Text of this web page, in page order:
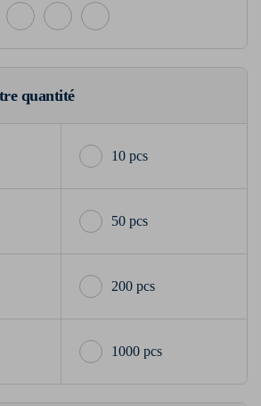
quantité
10 pcs
50 pcs
200 pcs
1000 pcs